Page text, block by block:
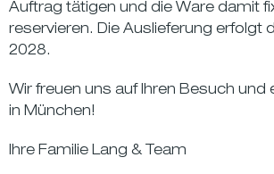
Auftrag tätigen und die Ware damit
reservieren. Die Auslieferung erfolgt
2028.
Wir freuen uns auf Ihren Besuch und
in München!
Ihre Familie Lang & Team